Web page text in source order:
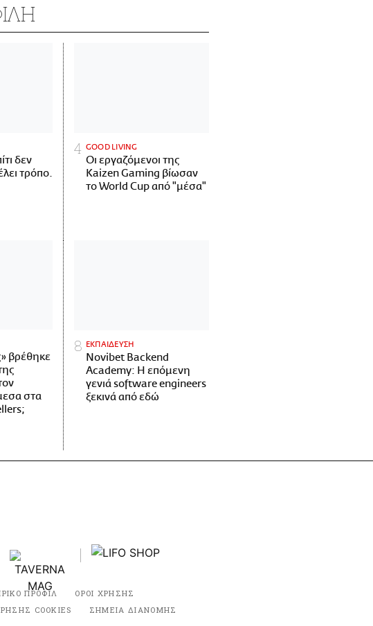
δεν
τρόπο.
GOOD LIVING
Οι εργαζόμενοι της
Kaizen Gaming βίωσαν
το World Cup από "μέσα"
βρέθηκε
στα
ΕΚΠΑΙΔΕΥΣΗ
Novibet Backend
Academy: Η επόμενη
γενιά software engineers
ξεκινά από εδώ
ΠΡΟΦΙΛ
ΟΡΟΙ ΧΡΗΣΗΣ
COOKIES
ΣΗΜΕΙΑ ΔΙΑΝΟΜΗΣ